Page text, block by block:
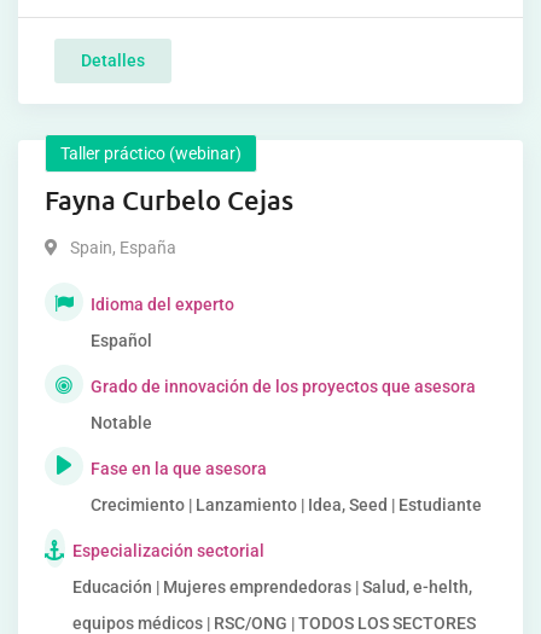
Detalles
Taller práctico (webinar)
Fayna Curbelo Cejas
Spain, España
Idioma del experto
Español
Grado de innovación de los proyectos que asesora
Notable
Fase en la que asesora
Crecimiento | Lanzamiento | Idea, Seed | Estudiante
Especialización sectorial
Educación | Mujeres emprendedoras | Salud, e-helth,
equipos médicos | RSC/ONG | TODOS LOS SECTORES